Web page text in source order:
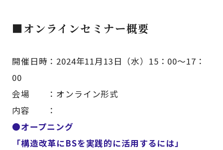
■オンラインセミナー概要
開催日時：2024年11月13日（水）15：00～17：
00
会場 ：オンライン形式
内容 ：
●オープニング
「構造改革にBSを実践的に活用するには」